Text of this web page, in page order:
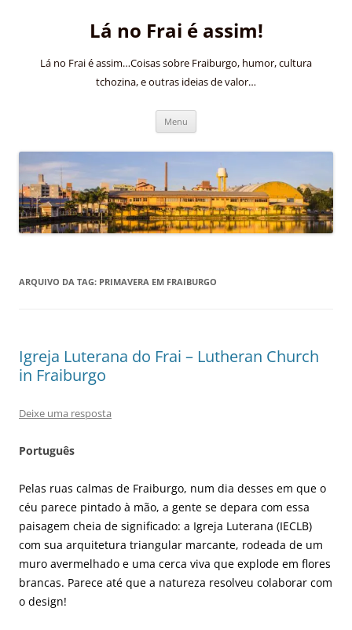
Lá no Frai é assim!
Lá no Frai é assim…Coisas sobre Fraiburgo, humor, cultura
tchozina, e outras ideias de valor…
Menu
ARQUIVO DA TAG: PRIMAVERA EM FRAIBURGO
Igreja Luterana do Frai – Lutheran Church
in Fraiburgo
Deixe uma resposta
Português
Pelas ruas calmas de Fraiburgo, num dia desses em que o
céu parece pintado à mão, a gente se depara com essa
paisagem cheia de significado: a Igreja Luterana (IECLB)
com sua arquitetura triangular marcante, rodeada de um
muro avermelhado e uma cerca viva que explode em flores
brancas. Parece até que a natureza resolveu colaborar com
o design!